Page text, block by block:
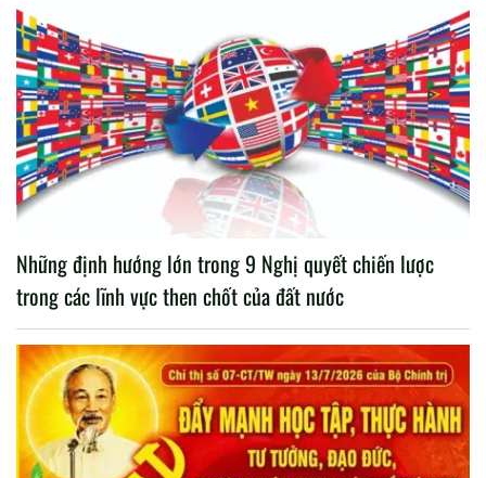
Những định hướng lớn trong 9 Nghị quyết chiến lược
trong các lĩnh vực then chốt của đất nước